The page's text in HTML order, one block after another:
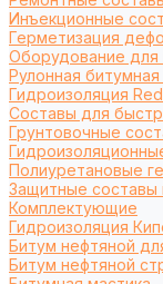
Инъекционные
Герметизация
Оборудование
Рулонная
Гидроизоляция
Составы для
Грунтовочные
Полиуретановые
Защитные составы
Комплектующие
Гидроизоляция
Битум нефтяной
Битум нефтяной